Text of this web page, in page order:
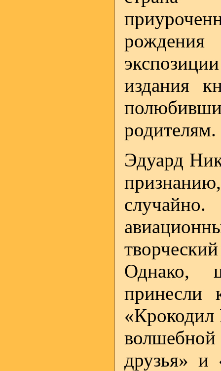
издания
родителям.
Эдуард
Однако,
принесли
«Крокодил
друзья» и